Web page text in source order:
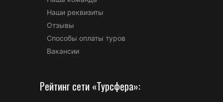
Наши реквизиты
Отзывы
Способы оплаты туров
Вакансии
Рейтинг сети «Турсфера»: